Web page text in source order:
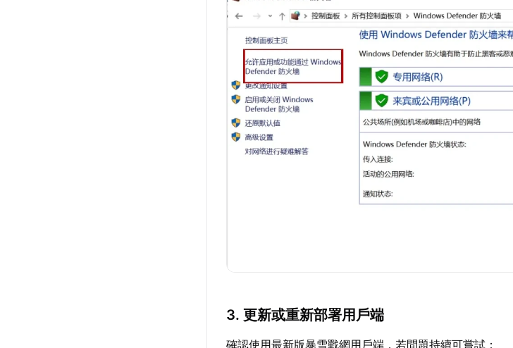
3. 更新或重新部署用戶端
確認使用最新版暴雪戰網用戶端，若問題持續可嘗試：